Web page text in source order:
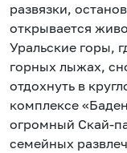
развязки,
открывается
Уральские горы,
горных лыжах,
отдохнуть в
комплексе
огромный Скай-
семейных